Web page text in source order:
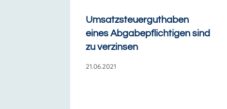
Umsatzsteuerguthaben
eines Abgabepflichtigen sind
zu verzinsen
21.06.2021